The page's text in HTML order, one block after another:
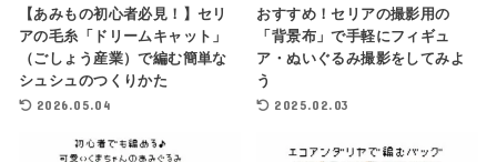
【あみもの初心者必見！】セリ
アの毛糸「ドリームキャット」
（ごしょう産業）で編む簡単な
シュシュのつくりかた
2026.05.04
おすすめ！セリアの撮影用の
「背景布」で手軽にフィギュ
ア・ぬいぐるみ撮影をしてみよ
う
2025.02.03